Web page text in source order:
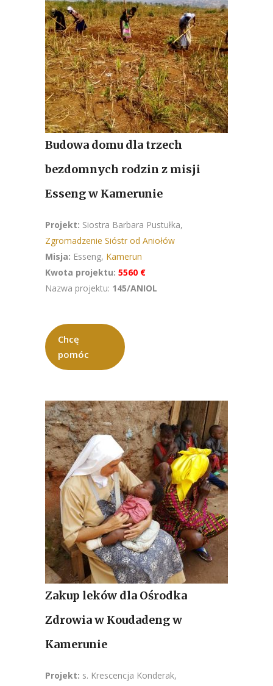
Budowa domu dla trzech
bezdomnych rodzin z misji
Esseng w Kamerunie
Projekt: Siostra Barbara Pustułka,
Zgromadzenie Sióstr od Aniołów
Misja: Esseng, Kamerun
Kwota projektu: 5560 €
Nazwa projektu: 145/ANIOL
Chcę
pomóc
Zakup leków dla Ośrodka
Zdrowia w Koudadeng w
Kamerunie
Projekt: s. Krescencja Konderak,